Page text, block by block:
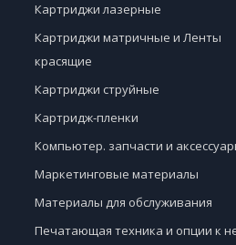
Картриджи лазерные
Картриджи матричные и Ленты
красящие
Картриджи струйные
Картридж-пленки
Компьютер. запчасти и
Маркетинговые материалы
Материалы для обслуживания
Печатающая техника и опции к